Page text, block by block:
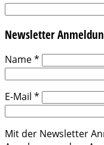
Suchen
Newsletter
Name*
E-Mail *
Mit der Newsletter